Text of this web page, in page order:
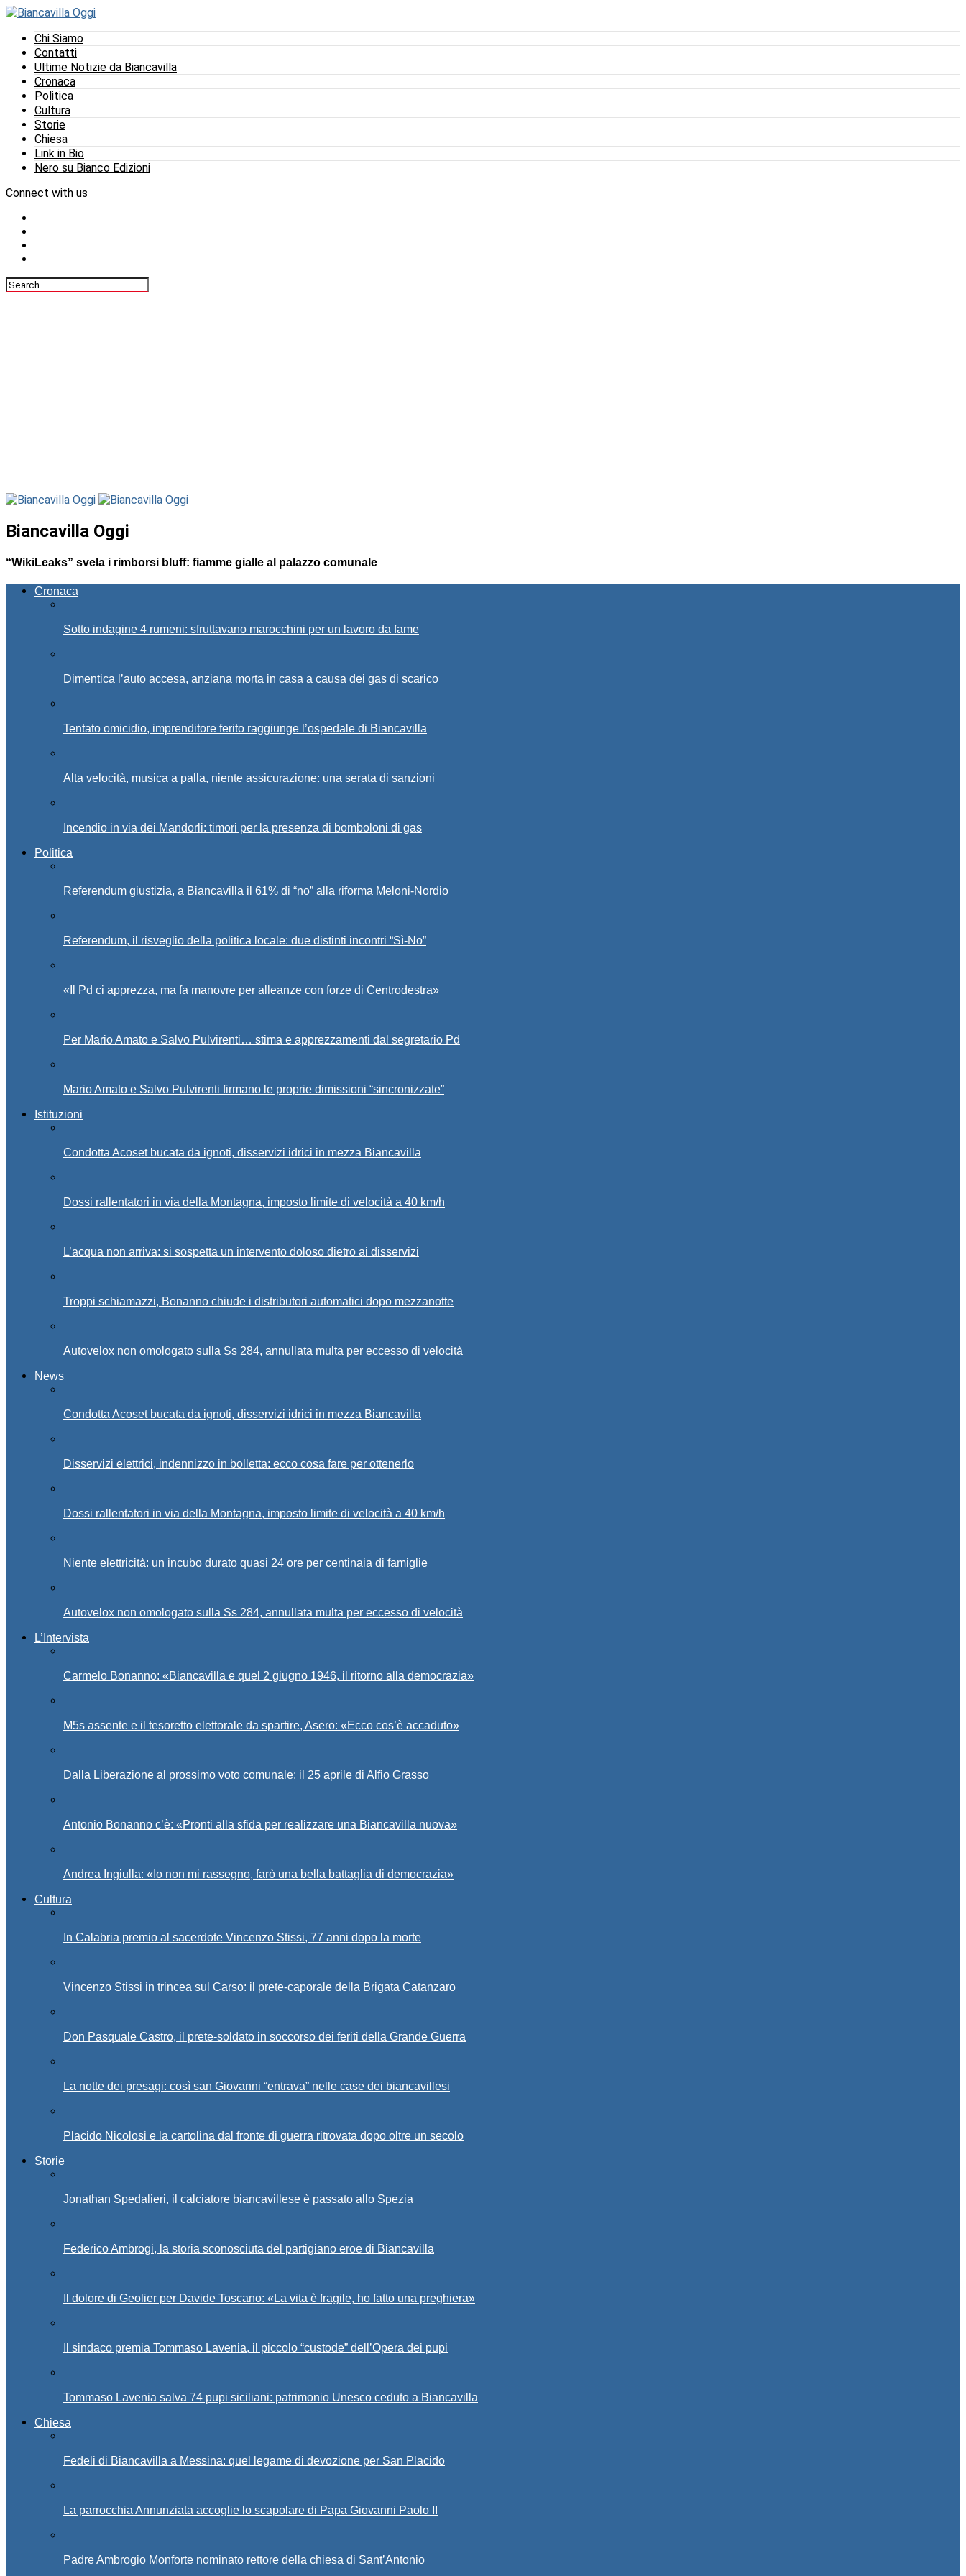
Chi Siamo
Contatti
Ultime Notizie da Biancavilla
Cronaca
Politica
Cultura
Storie
Chiesa
Link in Bio
Nero su Bianco Edizioni
Connect with us
Biancavilla Oggi
“WikiLeaks” svela i rimborsi bluff: fiamme gialle al palazzo comunale
Cronaca
Sotto indagine 4 rumeni: sfruttavano marocchini per un lavoro da fame
Dimentica l’auto accesa, anziana morta in casa a causa dei gas di scarico
Tentato omicidio, imprenditore ferito raggiunge l’ospedale di Biancavilla
Alta velocità, musica a palla, niente assicurazione: una serata di sanzioni
Incendio in via dei Mandorli: timori per la presenza di bomboloni di gas
Politica
Referendum giustizia, a Biancavilla il 61% di “no” alla riforma Meloni-Nordio
Referendum, il risveglio della politica locale: due distinti incontri “Sì-No”
«Il Pd ci apprezza, ma fa manovre per alleanze con forze di Centrodestra»
Per Mario Amato e Salvo Pulvirenti… stima e apprezzamenti dal segretario Pd
Mario Amato e Salvo Pulvirenti firmano le proprie dimissioni “sincronizzate”
Istituzioni
Condotta Acoset bucata da ignoti, disservizi idrici in mezza Biancavilla
Dossi rallentatori in via della Montagna, imposto limite di velocità a 40 km/h
L’acqua non arriva: si sospetta un intervento doloso dietro ai disservizi
Troppi schiamazzi, Bonanno chiude i distributori automatici dopo mezzanotte
Autovelox non omologato sulla Ss 284, annullata multa per eccesso di velocità
News
Condotta Acoset bucata da ignoti, disservizi idrici in mezza Biancavilla
Disservizi elettrici, indennizzo in bolletta: ecco cosa fare per ottenerlo
Dossi rallentatori in via della Montagna, imposto limite di velocità a 40 km/h
Niente elettricità: un incubo durato quasi 24 ore per centinaia di famiglie
Autovelox non omologato sulla Ss 284, annullata multa per eccesso di velocità
L’Intervista
Carmelo Bonanno: «Biancavilla e quel 2 giugno 1946, il ritorno alla democrazia»
M5s assente e il tesoretto elettorale da spartire, Asero: «Ecco cos’è accaduto»
Dalla Liberazione al prossimo voto comunale: il 25 aprile di Alfio Grasso
Antonio Bonanno c’è: «Pronti alla sfida per realizzare una Biancavilla nuova»
Andrea Ingiulla: «Io non mi rassegno, farò una bella battaglia di democrazia»
Cultura
In Calabria premio al sacerdote Vincenzo Stissi, 77 anni dopo la morte
Vincenzo Stissi in trincea sul Carso: il prete-caporale della Brigata Catanzaro
Don Pasquale Castro, il prete-soldato in soccorso dei feriti della Grande Guerra
La notte dei presagi: così san Giovanni “entrava” nelle case dei biancavillesi
Placido Nicolosi e la cartolina dal fronte di guerra ritrovata dopo oltre un secolo
Storie
Jonathan Spedalieri, il calciatore biancavillese è passato allo Spezia
Federico Ambrogi, la storia sconosciuta del partigiano eroe di Biancavilla
Il dolore di Geolier per Davide Toscano: «La vita è fragile, ho fatto una preghiera»
Il sindaco premia Tommaso Lavenia, il piccolo “custode” dell’Opera dei pupi
Tommaso Lavenia salva 74 pupi siciliani: patrimonio Unesco ceduto a Biancavilla
Chiesa
Fedeli di Biancavilla a Messina: quel legame di devozione per San Placido
La parrocchia Annunziata accoglie lo scapolare di Papa Giovanni Paolo II
Padre Ambrogio Monforte nominato rettore della chiesa di Sant’Antonio